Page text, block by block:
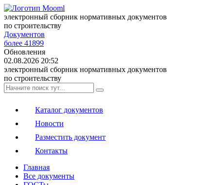
электронный сборник нормативных документов
по строительству
Документов
более 41899
Обновления
02.08.2026 20:52
электронный сборник нормативных документов
по строительству
Каталог документов
Новости
Разместить документ
Контакты
Главная
Все документы